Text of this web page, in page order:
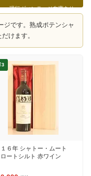
現行ヴィンテージ在庫あり
ジです。熟成ポテンシャ
けます。
3
１６年 シャトー・ムート
ートシルト 赤ワイン